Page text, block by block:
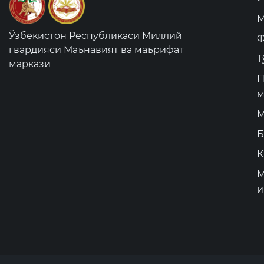
Ўзбекистон Республикаси Миллий
гвардияси Маънавият ва маърифат
маркази